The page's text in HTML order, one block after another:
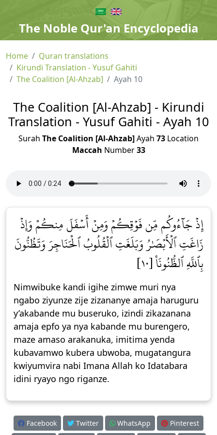
The Noble Qur'an Encyclopedia
Home
Quran translations
Kirundi Translation - Yusuf Gahiti
The Coalition [Al-Ahzab]
Ayah 10
The Coalition [Al-Ahzab] - Kirundi
Translation - Yusuf Gahiti - Ayah 10
Surah The Coalition [Al-Ahzab]Ayah 73 Location
Maccah Number33
إِذۡ جَآءُوكُم مِّن فَوۡقِكُمۡ وَمِنۡ أَسۡفَلَ مِنكُمۡ وَإِذۡ
زَاغَتِ ٱلۡأَبۡصَٰرُ وَبَلَغَتِ ٱلۡقُلُوبُ ٱلۡحَنَاجِرَ وَتَظُنُّونَ
بِٱللَّهِ ٱلظُّنُونَا۠ [١٠]
Nimwibuke kandi igihe zimwe muri nya
ngabo ziyunze zije zizananye amaja haruguru
y’akabande mu buseruko, izindi zikazanana
amaja epfo ya nya kabande mu burengero,
maze amaso arakanuka, imitima yenda
kubavamwo kubera ubwoba, mugatangura
kwiyumvira nabi Imana Allah ko Idatabara
idini ryayo ngo riganze.
Facebook Twitter WhatsApp
Pinterest